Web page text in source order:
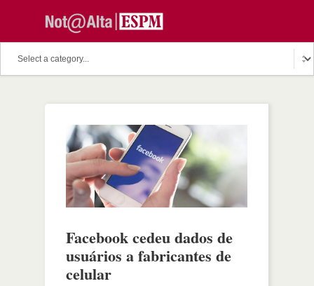
Facebook cedeu dados de
usuários a fabricantes de
celular